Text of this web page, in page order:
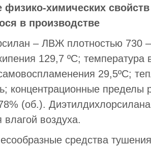
физико-химических
в производстве
– ЛВЖ плотностью 730
129,7 ºС; температура
29,5ºС;
концентрационные пределы
(об.). Диэтилдихлорсилана
влагой воздуха.
средства